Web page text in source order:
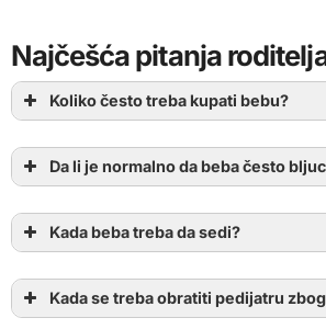
Najčešća pitanja
Koliko često treba kupati bebu?
Da li je normalno da beba često
Kada beba treba da sedi?
Kada se treba obratiti pedijatru